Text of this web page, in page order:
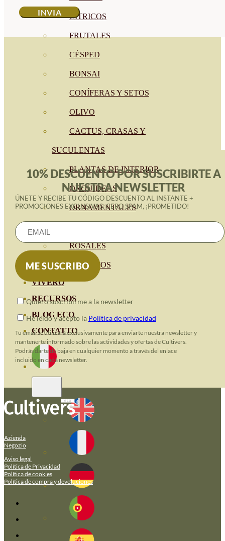
CÍTRICOS
FRUTALES
CÉSPED
BONSAI
CONÍFERAS Y SETOS
OLIVO
CACTUS, CRASAS Y
SUCULENTAS
PLANTAS DE INTERIOR
ORQUIDEAS
ORNAMENTALES
ROSALES
GERANIOS
VIVERO
RECURSOS
BLOG ECO
CONTATTO
10% DESCUENTO POR SUSCRIBIRTE A
NUESTRA NEWSLETTER
ÚNETE Y RECIBE TU CÓDIGO DESCUENTO AL INSTANTE +
PROMOCIONES EXCLUSIVAS. CERO SPAM, ¡PROMETIDO!
Quiero suscribirme a la newsletter
He leido y acepto la Política de privacidad
Tu email se utilizará exclusivamente para enviarte nuestra newsletter y
mantenerte informado sobre las actividades y ofertas de Cultivers.
Podrás darte de baja en cualquier momento a través del enlace
incluido en cada newsletter.
Azienda
Negozio
Aviso legal
Política de Privacidad
Política de cookies
Política de compra y devoluciones